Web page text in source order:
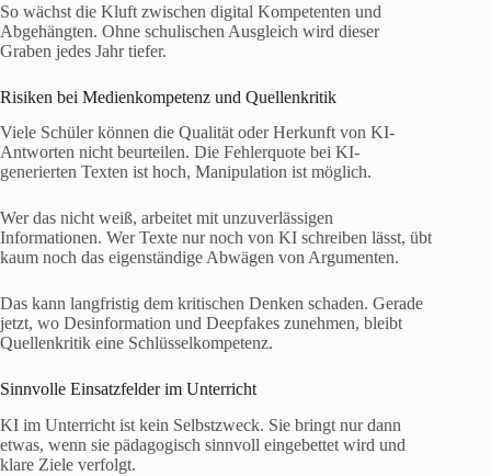
So wächst die Kluft zwischen digital Kompetenten und
Abgehängten. Ohne schulischen Ausgleich wird dieser
Graben jedes Jahr tiefer.
Risiken bei Medienkompetenz und Quellenkritik
Viele Schüler können die Qualität oder Herkunft von KI-
Antworten nicht beurteilen. Die Fehlerquote bei KI-
generierten Texten ist hoch, Manipulation ist möglich.
Wer das nicht weiß, arbeitet mit unzuverlässigen
Informationen. Wer Texte nur noch von KI schreiben lässt, übt
kaum noch das eigenständige Abwägen von Argumenten.
Das kann langfristig dem kritischen Denken schaden. Gerade
jetzt, wo Desinformation und Deepfakes zunehmen, bleibt
Quellenkritik eine Schlüsselkompetenz.
Sinnvolle Einsatzfelder im Unterricht
KI im Unterricht ist kein Selbstzweck. Sie bringt nur dann
etwas, wenn sie pädagogisch sinnvoll eingebettet wird und
klare Ziele verfolgt.